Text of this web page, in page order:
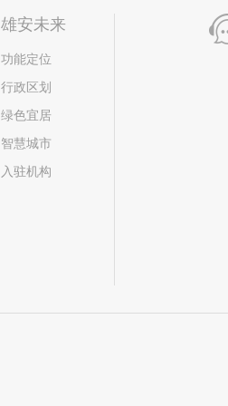
雄安未来
功能定位
行政区划
绿色宜居
智慧城市
入驻机构